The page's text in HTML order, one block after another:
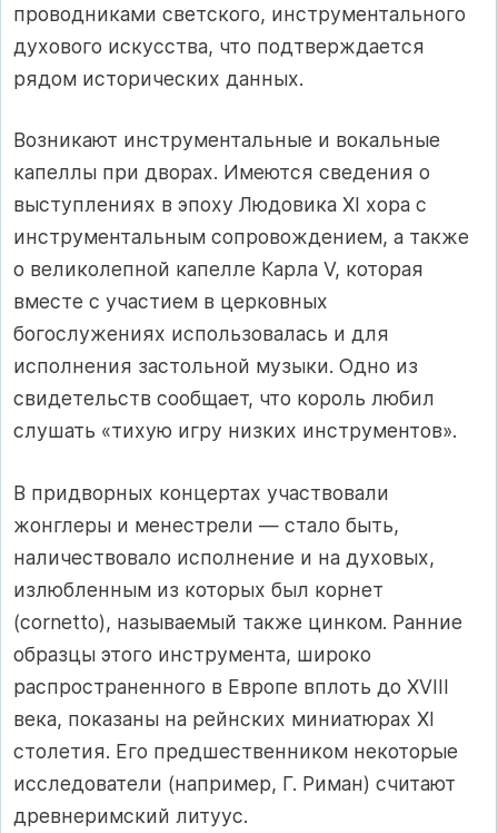
проводниками светского, инструментального
духового искусства, что подтверждается
рядом исторических данных.
Возникают инструментальные и вокальные
капеллы при дворах. Имеются сведения о
выступлениях в эпоху Людовика XI хора с
инструментальным сопровождением, а также
о великолепной капелле Карла V, которая
вместе с участием в церковных
богослужениях использовалась и для
исполнения застольной музыки. Одно из
свидетельств сообщает, что король любил
слушать «тихую игру низких инструментов».
В придворных концертах участвовали
жонглеры и менестрели — стало быть,
наличествовало исполнение и на духовых,
излюбленным из которых был корнет
(cornetto), называемый также цинком. Ранние
образцы этого инструмента, широко
распространенного в Европе вплоть до XVIII
века, показаны на рейнских миниатюрах XI
столетия. Его предшественником некоторые
исследователи (например, Г. Риман) считают
древнеримский литуус.